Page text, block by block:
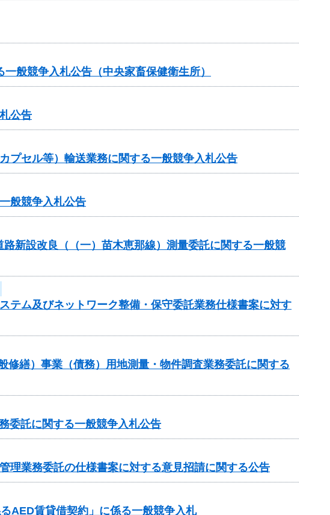
般競争入札公告（中央家畜保健衛生所）
公告
プセル等）輸送業務に関する一般競争入札公告
般競争入札公告
新設改良（（一）苗木恵那線）測量委託に関する一般競
テム及びネットワーク整備・保守委託業務仕様書案に対す
繕）事業（債務）用地測量・物件調査業務委託に関する
委託に関する一般競争入札公告
理業務委託の仕様書案に対する意見招請に関する公告
AED賃貸借契約」に係る一般競争入札